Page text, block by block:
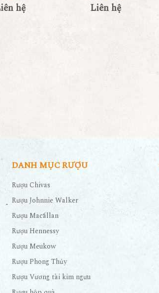
hệ Liên hệ
DANH MỤC RƯỢU
Rượu Chivas
Rượu Johnnie Walker
Rượu Macallan
Rượu Hennessy
Rượu Meukow
Rượu Phong Thủy
Rượu Vương tài kim ngưu